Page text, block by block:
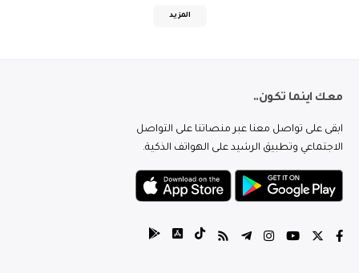
المزيد
معك اينما تكون..
ابقى على تواصل معنا عبر منصاتنا على التواصل
الاجتماعي وتطبيق الرشيد على الهواتف الذكية.